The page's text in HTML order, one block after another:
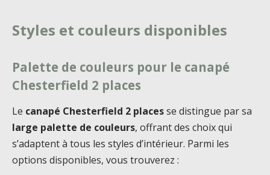
Styles et couleurs disponibles
Palette de couleurs pour le canapé
Chesterfield 2 places
Le canapé Chesterfield 2 placesse distingue par sa
large palette de couleurs, offrant des choix qui
s’adaptent à tous les styles d’intérieur. Parmi les
options disponibles, vous trouverez :